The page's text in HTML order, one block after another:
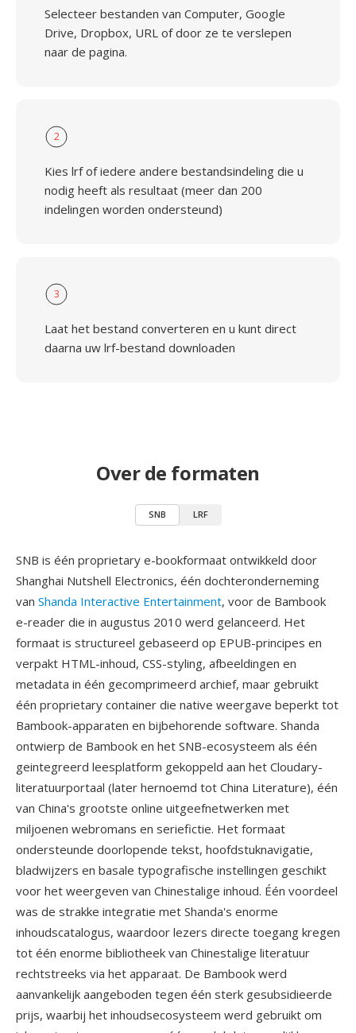
Selecteer bestanden van Computer, Google
Drive, Dropbox, URL of door ze te verslepen
naar de pagina.
2
Kies lrf of iedere andere bestandsindeling die u
nodig heeft als resultaat (meer dan 200
indelingen worden ondersteund)
3
Laat het bestand converteren en u kunt direct
daarna uw lrf-bestand downloaden
Over de formaten
SNB LRF
SNB is één proprietary e-bookformaat ontwikkeld door
Shanghai Nutshell Electronics, één dochteronderneming
van Shanda Interactive Entertainment, voor de Bambook
e-reader die in augustus 2010 werd gelanceerd. Het
formaat is structureel gebaseerd op EPUB-principes en
verpakt HTML-inhoud, CSS-styling, afbeeldingen en
metadata in één gecomprimeerd archief, maar gebruikt
één proprietary container die native weergave beperkt tot
Bambook-apparaten en bijbehorende software. Shanda
ontwierp de Bambook en het SNB-ecosysteem als één
geintegreerd leesplatform gekoppeld aan het Cloudary-
literatuurportaal (later hernoemd tot China Literature), één
van China's grootste online uitgeefnetwerken met
miljoenen webromans en seriefictie. Het formaat
ondersteunde doorlopende tekst, hoofdstuknavigatie,
bladwijzers en basale typografische instellingen geschikt
voor het weergeven van Chinestalige inhoud. Één voordeel
was de strakke integratie met Shanda's enorme
inhoudscatalogus, waardoor lezers directe toegang kregen
tot één enorme bibliotheek van Chinestalige literatuur
rechtstreeks via het apparaat. De Bambook werd
aanvankelijk aangeboden tegen één sterk gesubsidieerde
prijs, waarbij het inhoudsecosysteem werd gebruikt om